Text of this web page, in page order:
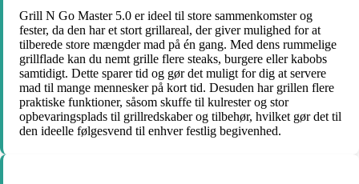
Grill N Go Master 5.0 er ideel til store sammenkomster og
fester, da den har et stort grillareal, der giver mulighed for at
tilberede store mængder mad på én gang. Med dens rummelige
grillflade kan du nemt grille flere steaks, burgere eller kabobs
samtidigt. Dette sparer tid og gør det muligt for dig at servere
mad til mange mennesker på kort tid. Desuden har grillen flere
praktiske funktioner, såsom skuffe til kulrester og stor
opbevaringsplads til grillredskaber og tilbehør, hvilket gør det til
den ideelle følgesvend til enhver festlig begivenhed.